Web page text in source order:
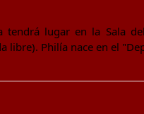
lugar en la Sala
libre). Philía nace en el